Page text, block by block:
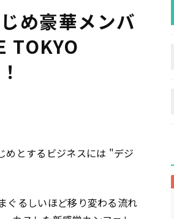
め豪華メンバ
TOKYO
めとするビジネスには "デジ
ぐるしいほど移り変わる流れ